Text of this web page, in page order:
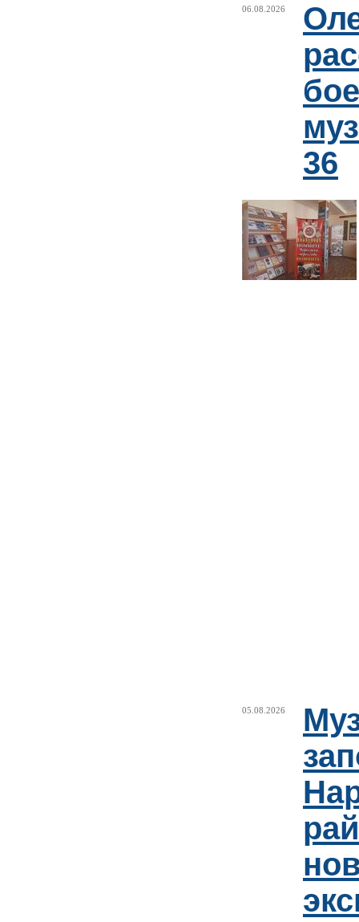
06.08.2026
36
05.08.2026